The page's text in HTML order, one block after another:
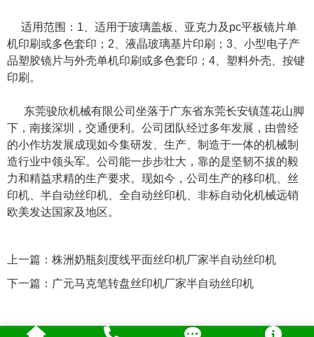
适用范围：1、适用于玻璃盖板、亚克力及pc平板镜片单
机印刷或多色套印；2、液晶玻璃基片印刷；3、小型电子产
品塑胶镜片与外壳单机印刷或多色套印；4、塑料外壳、按键
印刷。
东莞骏欣机械有限公司坐落于广东省东莞长安镇莲花山脚
下，南接深圳，交通便利。公司团队经过多年发展，由曾经
的小作坊发展成现如今集研发、生产、制造于一体的机械制
造行业中领头军。公司能一步步壮大，靠的是坚韧不拔的毅
力和精益求精的生产要求。现如今，公司生产的移印机、丝
印机、半自动丝印机、全自动丝印机、非标自动化机械远销
欧美发达国家及地区。
上一篇： 株洲奶瓶刻度线平面丝印机厂家半自动丝印机
下一篇： 广元马克笔转盘丝印机厂家半自动丝印机